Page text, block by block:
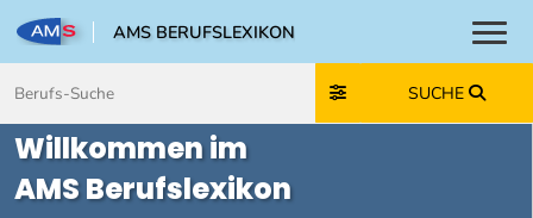
AMS BERUFSLEXIKON
SUCHE
Willkommen im
AMS Berufslexikon